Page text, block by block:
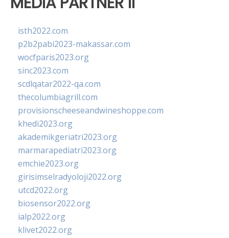
isth2022.com
p2b2pabi2023-makassar.com
wocfparis2023.org
sinc2023.com
scdlqatar2022-qa.com
thecolumbiagrill.com
provisionscheeseandwineshoppe.com
khedi2023.org
akademikgeriatri2023.org
marmarapediatri2023.org
emchie2023.org
girisimselradyoloji2022.org
utcd2022.org
biosensor2022.org
ialp2022.org
klivet2022.org